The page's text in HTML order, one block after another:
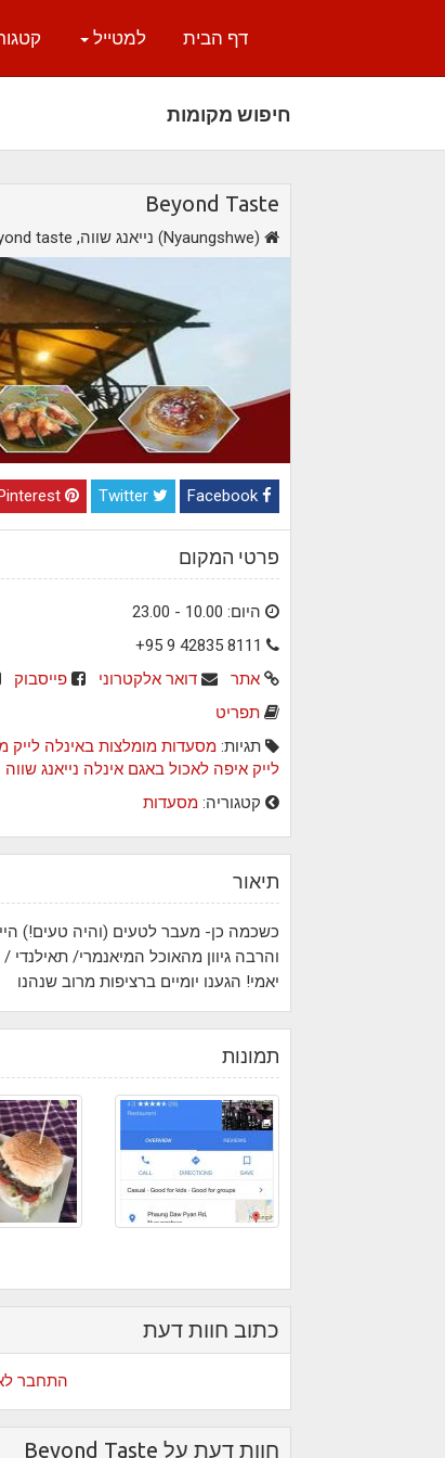
דף הבית למטייל
חיפוש מקומות
Beyond Taste
taste ,נייאנג שווה (Nyaungshwe)
פרטי המקום
היום: 10.00 - 23.00
+95 9 42835 8111
אתר
דואר אלקטרוני
פייסבוק
תפריט
תגיות: מסעדות מומלצות באינלה לייק
לייק איפה לאכול באגם אינלה נייאנג שווה
קטגוריה: מסעדות
תיאור
כשכמה כן- מעבר לטעים (והיה טעים!)
והרבה גיוון מהאוכל המיאנמרי/ תאילנדי
יאמי! הגענו יומיים ברציפות מרוב שנהנו
תמונות
כתוב חוות דעת
התחבר
חוות דעת על Beyond Taste